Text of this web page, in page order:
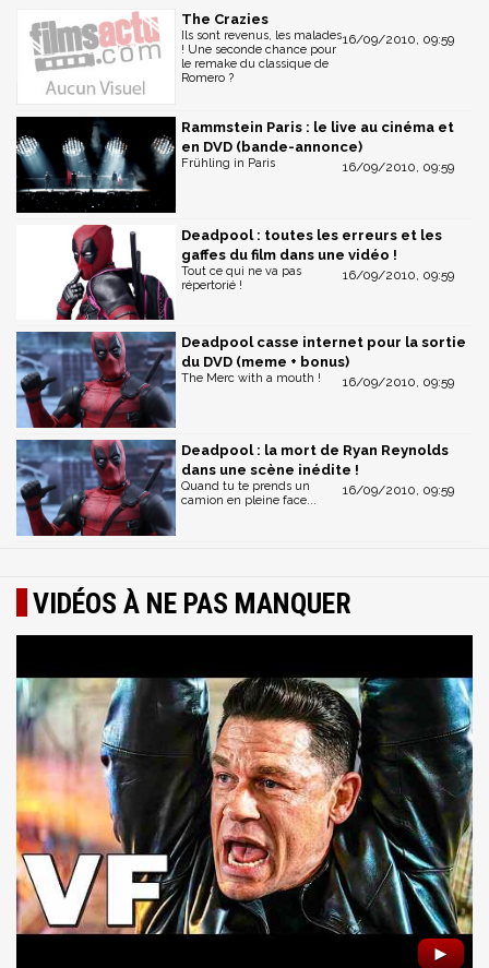
The Crazies
16/09/2010, 09:59
Ils sont revenus, les malades
! Une seconde chance pour
le remake du classique de
Romero ?
Rammstein Paris : le live au cinéma et
en DVD (bande-annonce)
16/09/2010, 09:59
Frühling in Paris
Deadpool : toutes les erreurs et les
gaffes du film dans une vidéo !
16/09/2010, 09:59
Tout ce qui ne va pas
répertorié !
Deadpool casse internet pour la sortie
du DVD (meme + bonus)
16/09/2010, 09:59
The Merc with a mouth !
Deadpool : la mort de Ryan Reynolds
dans une scène inédite !
16/09/2010, 09:59
Quand tu te prends un
camion en pleine face...
VIDÉOS À NE PAS MANQUER
►